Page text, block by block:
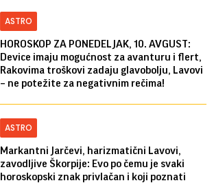
ASTRO
HOROSKOP ZA PONEDELJAK, 10. AVGUST:
Device imaju mogućnost za avanturu i flert,
Rakovima troškovi zadaju glavobolju, Lavovi
– ne potežite za negativnim rečima!
ASTRO
Markantni Jarčevi, harizmatični Lavovi,
zavodljive Škorpije: Evo po čemu je svaki
horoskopski znak privlačan i koji poznati